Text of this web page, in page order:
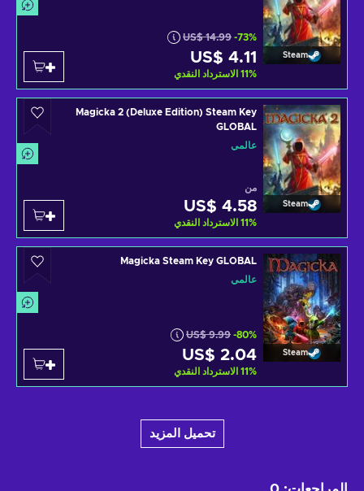
Steam
US$ 14.99 -73%
US$ 4.11
11% الاسترداد النقدي
Steam
Magicka 2 (Deluxe Edition) Steam Key
GLOBAL
عالمي
من
US$ 4.58
11% الاسترداد النقدي
Steam
Magicka Steam Key GLOBAL
عالمي
US$ 9.99 -80%
US$ 2.04
11% الاسترداد النقدي
تحميل المزيد